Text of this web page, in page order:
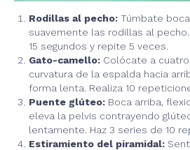
Rodillas al pecho: Túmbate
suavemente las rodillas al
15 segundos y repite 5 veces.
Gato-camello: Colócate a
curvatura de la espalda hacia
forma lenta. Realiza 10
Puente glúteo: Boca arriba,
eleva la pelvis contrayendo
lentamente. Haz 3 series de 10
Estiramiento del piramidal: